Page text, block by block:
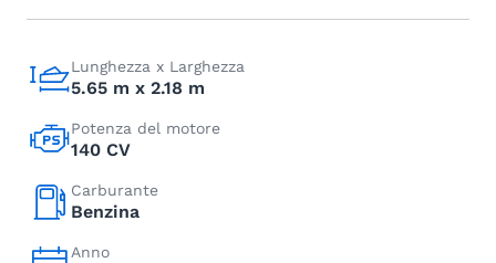
Lunghezza x Larghezza
5.65 m x 2.18 m
Potenza del motore
140 CV
Carburante
Benzina
Anno